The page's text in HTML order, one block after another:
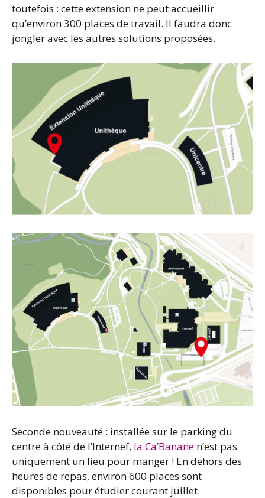
toutefois : cette extension ne peut accueillir
qu’environ 300 places de travail. Il faudra donc
jongler avec les autres solutions proposées.
Seconde nouveauté : installée sur le parking du
centre à côté de l’Internef, la Ca’Banane n’est pas
uniquement un lieu pour manger ! En dehors des
heures de repas, environ 600 places sont
disponibles pour étudier courant juillet.